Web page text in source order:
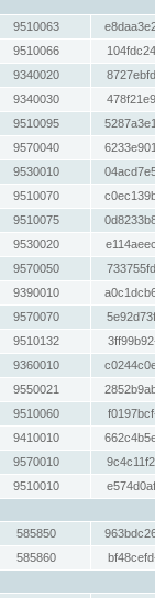
9510063
9510066
9340020
9340030
9510095
9570040
9530010
9510070
9510075
9530020
9570050
9390010
9570070
9510132
9360010
9550021
9510060
9410010
9570010
9510010
585850
585860